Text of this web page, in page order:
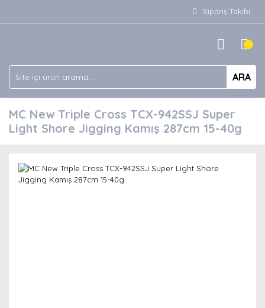
Sipariş Takibi
ARA
MC New Triple Cross TCX-942SSJ Super
Light Shore Jigging Kamış 287cm 15-40g